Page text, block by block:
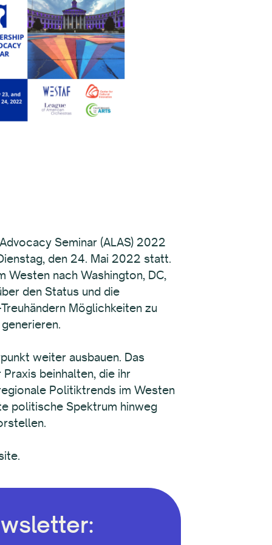
Seminar (ALAS) 2022
den 24. Mai 2022 statt.
nach Washington, DC,
den Status und die
Möglichkeiten zu
weiter ausbauen. Das
beinhalten, die ihr
Politiktrends im Westen
politische Spektrum hinweg